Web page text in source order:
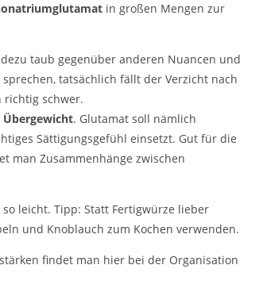
in großen Mengen zur
taub gegenüber anderen Nuancen und
tatsächlich fällt der Verzicht nach
richtig schwer.
Übergewicht. Glutamat soll nämlich
Sättigungsgefühl einsetzt. Gut für die
man Zusammenhänge zwischen
leicht. Tipp: Statt Fertigwürze lieber
und Knoblauch zum Kochen verwenden.
findet man hier bei der Organisation